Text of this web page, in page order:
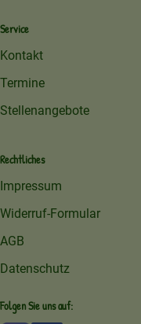
Service
Kontakt
Termine
Stellenangebote
Rechtliches
Impressum
Widerruf-Formular
AGB
Datenschutz
Folgen Sie uns auf: